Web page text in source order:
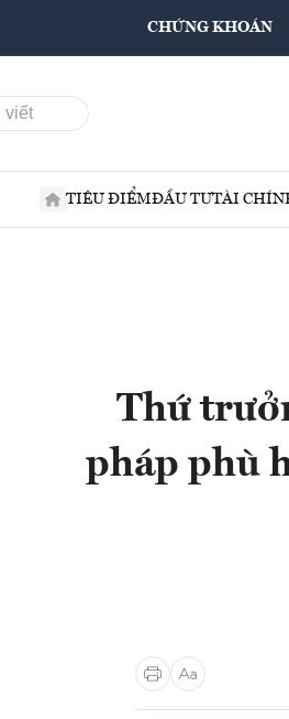
CHỨNG KHOÁN
TIÊU ĐIỂMĐẦU TƯTÀI
Thứ
pháp phù